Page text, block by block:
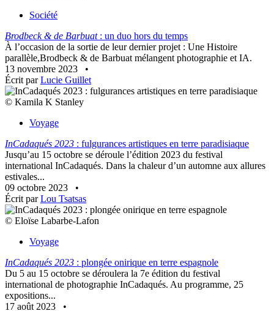
Société
Brodbeck & de Barbuat: un duo hors du temps
À l’occasion de la sortie de leur dernier projet : Une Histoire
parallèle,Brodbeck & de Barbuat mélangent photographie et IA.
13 novembre 2023
•
Écrit parLucie Guillet
© Kamila K Stanley
Voyage
InCadaqués 2023 : fulgurances artistiques en terre paradisiaque
Jusqu’au 15 octobre se déroule l’édition 2023 du festival
international InCadaqués. Dans la chaleur d’un automne aux allures
estivales...
09 octobre 2023
•
Écrit parLou Tsatsas
© Eloïse Labarbe-Lafon
Voyage
InCadaqués 2023 : plongée onirique en terre espagnole
Du 5 au 15 octobre se déroulera la 7e édition du festival
international de photographie InCadaqués. Au programme, 25
expositions...
17 août 2023
•